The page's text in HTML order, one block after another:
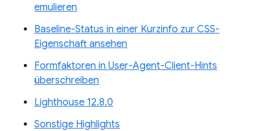
emulieren
Baseline-Status in einer Kurzinfo zur CSS-
Eigenschaft ansehen
Formfaktoren in User-Agent-Client-Hints
überschreiben
Lighthouse 12.8.0
Sonstige Highlights